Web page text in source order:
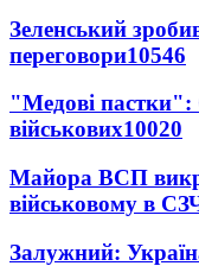
Зеленський
переговори10546
"Медові
військових10020
Майора ВСП
військовому в
Залужний: